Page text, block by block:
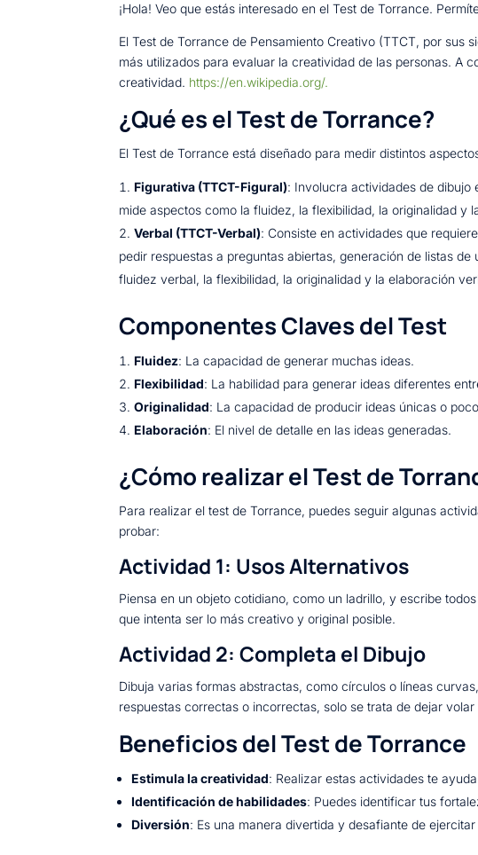
¡Hola! Veo que estás interesado en el Test de Torrance.
El Test de Torrance de Pensamiento Creativo (TTCT, por sus
más utilizados para evaluar la creatividad de las personas. A
creatividad. https://en.wikipedia.org/.
¿Qué es el Test de Torrance?
El Test de Torrance está diseñado para medir distintos
Figurativa (TTCT-Figural): Involucra actividades de dibujo
mide aspectos como la fluidez, la flexibilidad, la originalidad y
Verbal (TTCT-Verbal): Consiste en actividades que
pedir respuestas a preguntas abiertas, generación de listas
fluidez verbal, la flexibilidad, la originalidad y la elaboración
Componentes Claves del Test
Fluidez: La capacidad de generar muchas ideas.
Flexibilidad: La habilidad para generar ideas diferentes
Originalidad: La capacidad de producir ideas únicas o
Elaboración: El nivel de detalle en las ideas generadas.
¿Cómo realizar el Test de
Para realizar el test de Torrance, puedes seguir algunas
probar:
Actividad 1: Usos Alternativos
Piensa en un objeto cotidiano, como un ladrillo, y escribe
que intenta ser lo más creativo y original posible.
Actividad 2: Completa el Dibujo
Dibuja varias formas abstractas, como círculos o líneas
respuestas correctas o incorrectas, solo se trata de dejar volar
Beneficios del Test de Torrance
Estimula la creatividad: Realizar estas actividades te
Identificación de habilidades: Puedes identificar tus
Diversión: Es una manera divertida y desafiante de